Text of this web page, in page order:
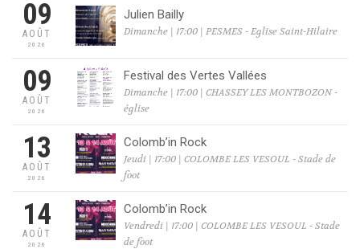
09
AOÛT
2026
Julien Bailly
Dimanche | 17:00 | PESMES - Eglise Saint-Hilaire
09
AOÛT
2026
Festival des Vertes Vallées
Dimanche | 17:00 | CHASSEY LES MONTBOZON -
église
13
AOÛT
2026
Colomb’in Rock
Jeudi | 17:00 | COLOMBE LES VESOUL - Stade de
foot
14
AOÛT
2026
Colomb’in Rock
Vendredi | 17:00 | COLOMBE LES VESOUL - Stade
de foot